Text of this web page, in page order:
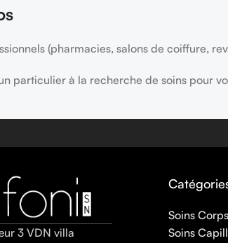
(pharmacies, salons de coiffure,
particulier à la recherche de soins pour
3 VDN villa
Soins Corps
Soins